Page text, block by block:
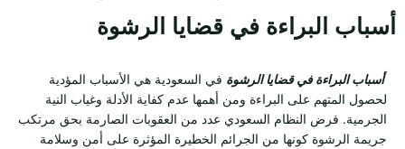
أسباب البراءة في قضايا الرشوة
أسباب البراءة في قضايا الرشوة في السعودية هي الأسباب المؤدية
لحصول المتهم على البراءة ومن أهمها عدم كفاية الأدلة وغياب النية
الجرمية. فرض النظام السعودي عدد من العقوبات الصارمة بحق مرتكب
جريمة الرشوة كونها من الجرائم الخطيرة المؤثرة على أمن وسلامة